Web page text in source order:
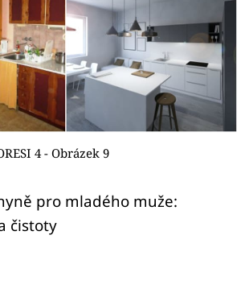
4 - Obrázek 9
pro mladého muže:
čistoty